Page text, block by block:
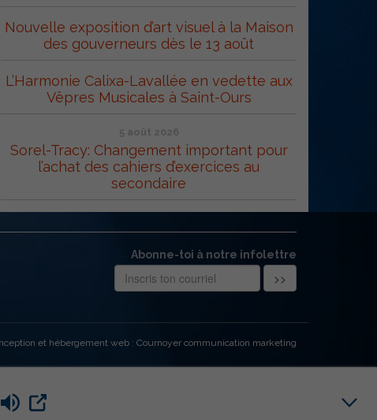
Nouvelle exposition d’art visuel à la Maison
des gouverneurs dès le 13 août
L’Harmonie Calixa-Lavallée en vedette aux
Vêpres Musicales à Saint-Ours
5 août 2026
Sorel-Tracy: Changement important pour
l’achat des cahiers d’exercices au
secondaire
Abonne-toi à notre infolettre
et hébergement web : Cournoyer communication marketing